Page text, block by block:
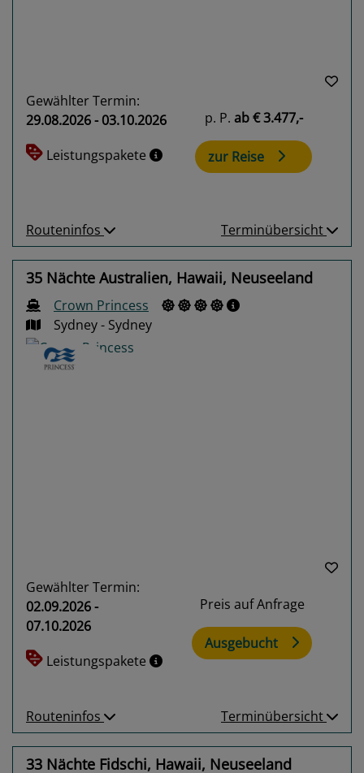
Gewählter Termin:
29.08.2026 - 03.10.2026
Leistungspakete
p. P. ab€ 3.477,-
zur Reise
Routeninfos Terminübersicht
35 Nächte Australien, Hawaii, Neuseeland
Crown Princess
Sydney - Sydney
Gewählter Termin:
02.09.2026 -
07.10.2026
Leistungspakete
Preis auf Anfrage
Ausgebucht
Routeninfos Terminübersicht
33 Nächte Fidschi, Hawaii, Neuseeland